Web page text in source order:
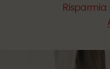
Risparmia